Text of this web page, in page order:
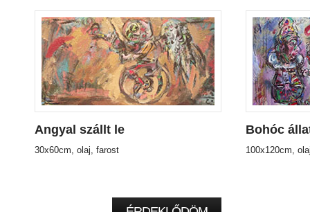
Angyal szállt le
30x60cm, olaj, farost
Bohóc
100x120cm,